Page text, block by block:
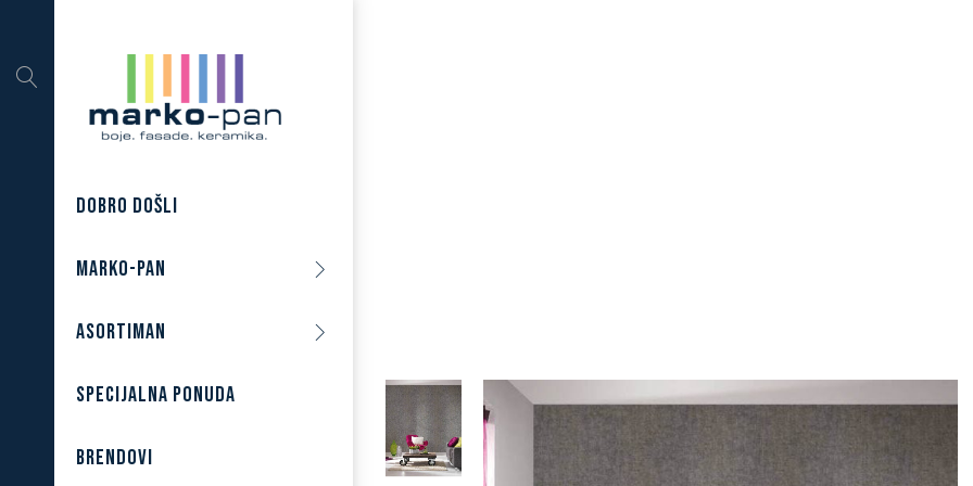
DOBRO DOŠLI
MARKO-PAN
ASORTIMAN
SPECIJALNA PONUDA
BRENDOVI